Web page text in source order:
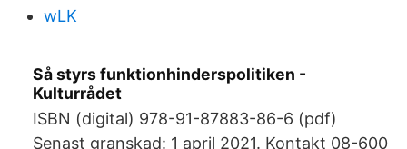
wLK
Så styrs funktionhinderspolitiken -
Kulturrådet
ISBN (digital) 978-91-87883-86-6 (pdf)
Senast granskad: 1 april 2021. Kontakt 08-600